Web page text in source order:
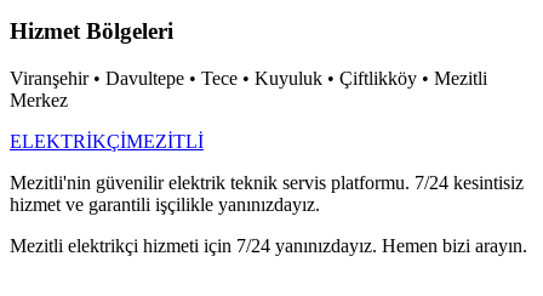
Hizmet Bölgeleri
Viranşehir • Davultepe • Tece • Kuyuluk • Çiftlikköy • Mezitli
Merkez
ELEKTRİKÇİMEZİTLİ
Mezitli'nin güvenilir elektrik teknik servis platformu. 7/24 kesintisiz
hizmet ve garantili işçilikle yanınızdayız.
Mezitli elektrikçi hizmeti için 7/24 yanınızdayız. Hemen bizi arayın.